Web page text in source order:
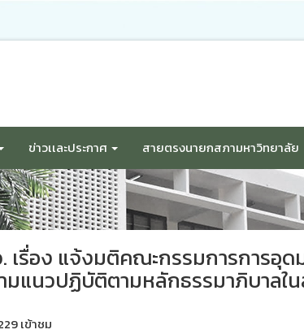
ข่าวเเละประกาศ สายตรงนายกสภามหาวิทยาลัย
เรื่อง แจ้งมติคณะกรรมการการอุ
มแนวปฏิบัติตามหลักธรรมาภิบาลใ
เข้าชม